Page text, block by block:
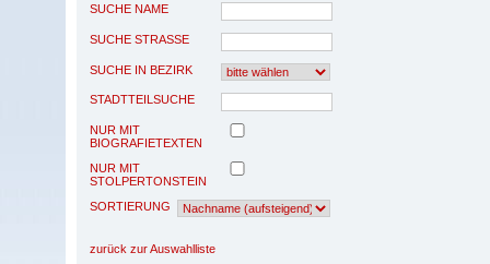
SUCHE NAME
SUCHE STRASSE
SUCHE IN BEZIRK
STADTTEILSUCHE
NUR MIT
BIOGRAFIETEXTEN
NUR MIT
STOLPERTONSTEIN
SORTIERUNG
zurück zur Auswahlliste